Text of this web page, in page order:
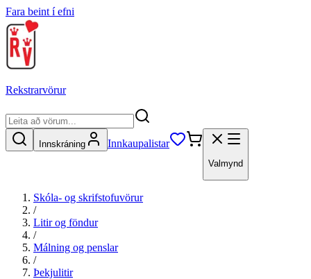
Fara beint í efni
Rekstrarvörur
Innskráning Innkaupalistar
Valmynd
Skóla- og skrifstofuvörur
/
Litir og föndur
/
Málning og penslar
/
Þekjulitir